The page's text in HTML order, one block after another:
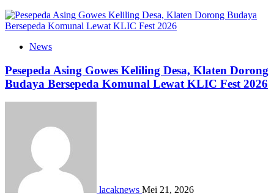
News
Pesepeda Asing Gowes Keliling Desa, Klaten Dorong
Budaya Bersepeda Komunal Lewat KLIC Fest 2026
lacaknews Mei 21, 2026